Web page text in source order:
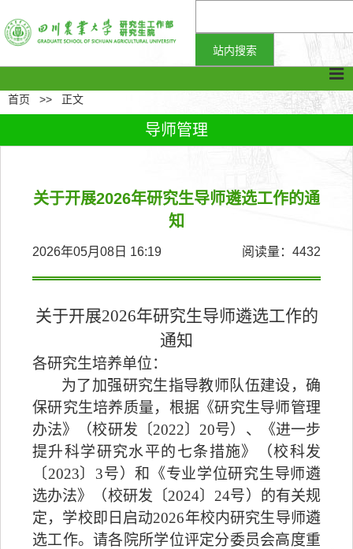
首页 >> 正文
导师管理
关于开展2026年研究生导师遴选工作的通
知
2026年05月08日 16:19 阅读量： 4432
关于开展2026年研究生导师遴选工作的
通知
各研究生培养单位：
为了加强研究生指导教师队伍建设，确
保研究生培养质量，根据《研究生导师管理
办法》（校研发〔2022〕 20号）、《进一步
提升科学研究水平的七条措施》（校科发
〔 2023〕 3号）和《专业学位研究生导师遴
选办法》（校研发〔2024〕 24号）的有关规
定，学校即日启动2026年校内研究生导师遴
选工作。请各院所学位评定分委员会高度重